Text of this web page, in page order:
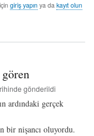
giriş yapınya da kayıt olun
gönderildi
ardındaki gerçek
bir nişancı oluyordu.